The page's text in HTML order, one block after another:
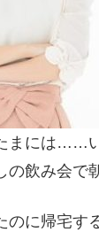
まには……
の飲み会
のに帰宅す